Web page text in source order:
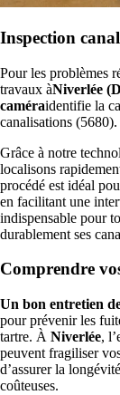
Inspection
Pour les problèmes
travaux àNiverlée
caméraidentifie la
canalisations (5680).
Grâce à notre
localisons
procédé est idéal
en facilitant une
indispensable pour
durablement ses
Comprendre
Un bon entretien
pour prévenir les
tartre. À Niverlée,
peuvent fragiliser
d’assurer la
coûteuses.